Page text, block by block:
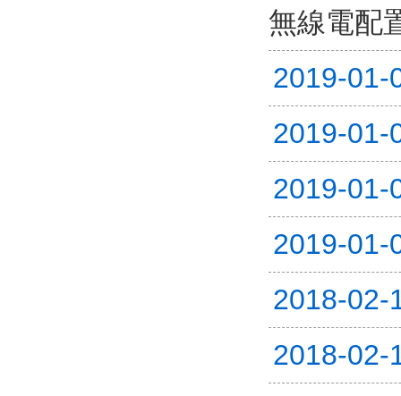
無線電配
2019-01-
2019-01-
2019-01-
2019-01-
2018-02-
2018-02-